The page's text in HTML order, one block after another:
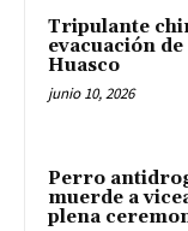
Tripulante
evacuación
Huasco
junio 10, 2026
Perro
muerde a
plena